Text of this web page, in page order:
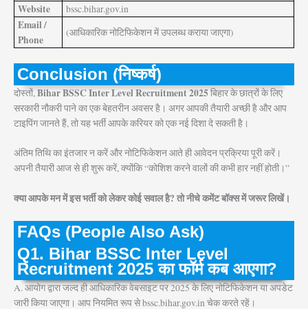
Website bssc.bihar.gov.in
Email /
Phone
(आधिकारिक नोटिफिकेशन में उपलब्ध कराया जाएगा)
Conclusion (निष्कर्ष)
दोस्तों, Bihar BSSC Inter Level Recruitment 2025बिहार के छात्रों के लिए
सरकारी नौकरी पाने का एक बेहतरीन अवसर है। अगर आपकी तैयारी अच्छी है और आप
टाइपिंग जानते हैं, तो यह भर्ती आपके करियर को एक नई दिशा दे सकती है।
अंतिम तिथि का इंतजार न करें और नोटिफिकेशन आते ही आवेदन प्रक्रिया पूरी करें।
अपनी तैयारी आज से ही शुरू करें, क्योंकि “कोशिश करने वालों की कभी हार नहीं होती।”
क्या आपके मन में इस भर्ती को लेकर कोई सवाल है? तो नीचे कमेंट बॉक्स में जरूर लिखें।
FAQs (People Also Ask)
Q1. Bihar BSSC Inter Level
Recruitment 2025 का फॉर्म कब आएगा?
A. आयोग द्वारा जल्द ही आधिकारिक वेबसाइट पर 2025 के लिए नोटिफिकेशन या अपडेट
जारी किया जाएगा। आप नियमित रूप से bssc.bihar.gov.in चेक करते रहें।